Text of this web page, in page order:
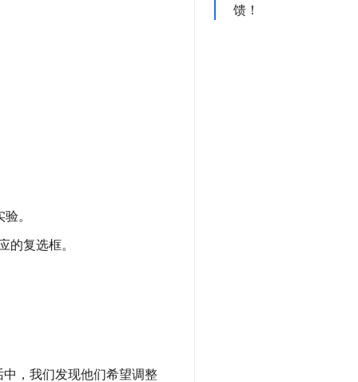
馈！
验。
的复选框。
，我们发现他们希望调整